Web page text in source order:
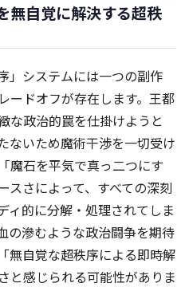
無自覚に解決する超秩
」システムには一つの副作
ードオフが存在します。王都
な政治的罠を仕掛けようと
ないため魔術干渉を一切受け
魔石を平気で真っ二つにす
スさによって、すべての深刻
ィ的に分解・処理されてしま
の滲むような政治闘争を期待
無自覚な超秩序による即時解
と感じられる可能性がありま